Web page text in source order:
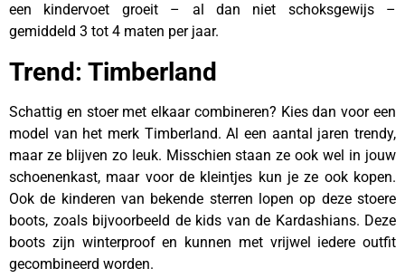
een kindervoet groeit – al dan niet schoksgewijs –
gemiddeld 3 tot 4 maten per jaar.
Trend: Timberland
Schattig en stoer met elkaar combineren? Kies dan voor een
model van het merk Timberland. Al een aantal jaren trendy,
maar ze blijven zo leuk. Misschien staan ze ook wel in jouw
schoenenkast, maar voor de kleintjes kun je ze ook kopen.
Ook de kinderen van bekende sterren lopen op deze stoere
boots, zoals bijvoorbeeld de kids van de Kardashians. Deze
boots zijn winterproof en kunnen met vrijwel iedere outfit
gecombineerd worden.